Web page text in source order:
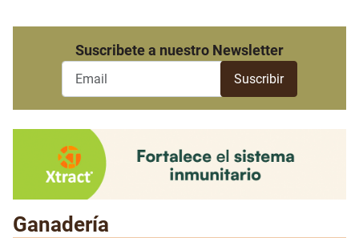
Suscribete a nuestro Newsletter
Ganadería